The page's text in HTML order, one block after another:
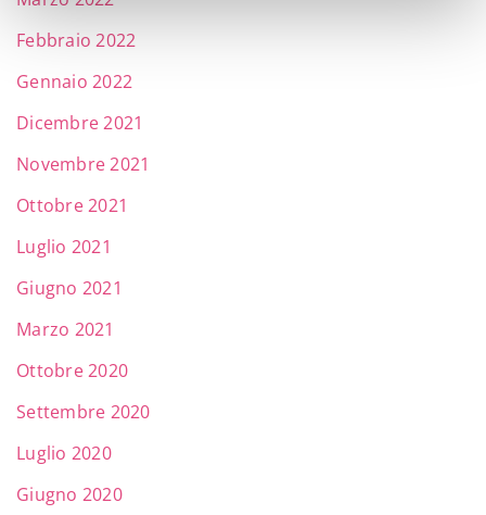
Febbraio 2022
Gennaio 2022
Dicembre 2021
Novembre 2021
Ottobre 2021
Luglio 2021
Giugno 2021
Marzo 2021
Ottobre 2020
Settembre 2020
Luglio 2020
Giugno 2020